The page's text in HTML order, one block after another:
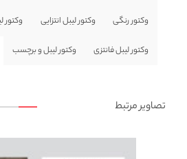
وکتور رنگی وکتور لیبل انتزایی وکتور
وکتور لیبل فانتزی وکتور لیبل و برچسب
تصاویر مرتبط